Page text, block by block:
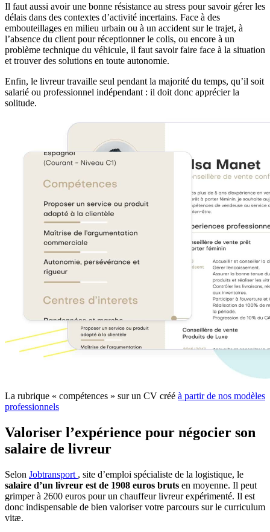
Il faut aussi avoir une bonne résistance au stress pour savoir gérer les
délais dans des contextes d’activité incertains. Face à des
embouteillages en milieu urbain ou à un accident sur le trajet, à
l’absence du client pour réceptionner le colis, ou encore à un
problème technique du véhicule, il faut savoir faire face à la situation
et trouver des solutions en toute autonomie.
Enfin, le livreur travaille seul pendant la majorité du temps, qu’il soit
salarié ou professionnel indépendant : il doit donc apprécier la
solitude.
La rubrique « compétences » sur un CV créé à partir de nos modèles
professionnels
Valoriser l’expérience pour négocier son
salaire de livreur
Selon Jobtransport , site d’emploi spécialiste de la logistique, le
salaire d’un livreur est de 1908 euros bruts en moyenne. Il peut
grimper à 2600 euros pour un chauffeur livreur expérimenté. Il est
donc indispensable de bien valoriser votre parcours sur le curriculum
vitæ.